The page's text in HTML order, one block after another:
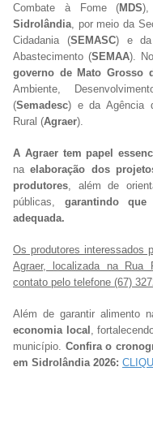
Combate à Fome (MDS
Sidrolândia , por meio da
Cidadania (SEMASC) e da
Abastecimento (SEMAA).
governo de Mato Grosso
Ambiente,
(Semadesc) e da Agência
Rural (Agraer).
A Agraer tem papel
naelaboração dos
produtores , além de
públicas,
garantindo
adequada.
Os produtores interessados
Agraer, localizada na Rua
contato pelo telefone (67)
Além de garantir alimento
economia local ,
município. Confira o
em Sidrolândia 2026: